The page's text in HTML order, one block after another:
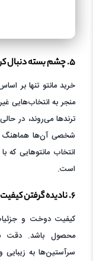
۵. چشم بسته دنبال کردن مد و ترندها
خرید مانتو تنها بر
منجر به انتخاب‌هایی
ترندها می‌روند، در
شخصی آن‌ها هماهنگ
انتخاب مانتوهایی که
است.
۶. نادیده گرفتن کیفیت دوخت و جزئیات
کیفیت دوخت و
محصول باشد. دقت
سرآستین‌ها به